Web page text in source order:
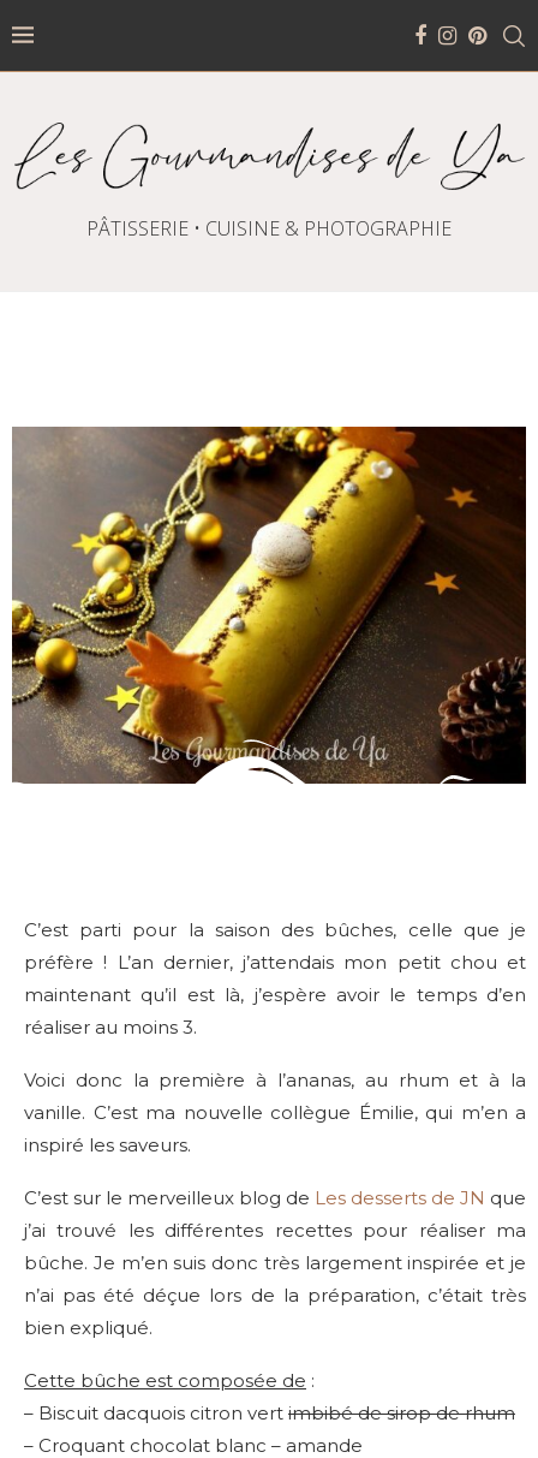
PÂTISSERIE • CUISINE & PHOTOGRAPHIE
C’est parti pour la saison des bûches, celle que je
préfère ! L’an dernier, j’attendais mon petit chou et
maintenant qu’il est là, j’espère avoir le temps d’en
réaliser au moins 3.
Voici donc la première à l’ananas, au rhum et à la
vanille. C’est ma nouvelle collègue Émilie, qui m’en a
inspiré les saveurs.
C’est sur le merveilleux blog de Les desserts de JN que
j’ai trouvé les différentes recettes pour réaliser ma
bûche. Je m’en suis donc très largement inspirée et je
n’ai pas été déçue lors de la préparation, c’était très
bien expliqué.
Cette bûche est composée de :
– Biscuit dacquois citron vert imbibé de sirop de rhum
– Croquant chocolat blanc – amande